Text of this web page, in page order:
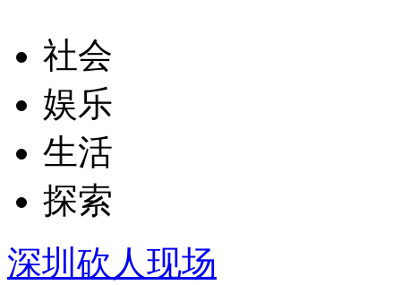
社会
娱乐
生活
探索
深圳砍人现场